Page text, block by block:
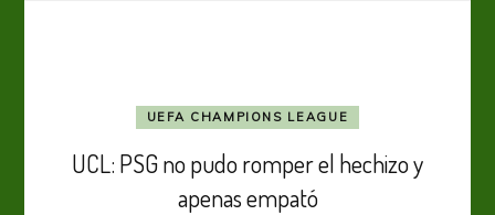
UEFA CHAMPIONS LEAGUE
UCL: PSG no pudo romper el hechizo y
apenas empató